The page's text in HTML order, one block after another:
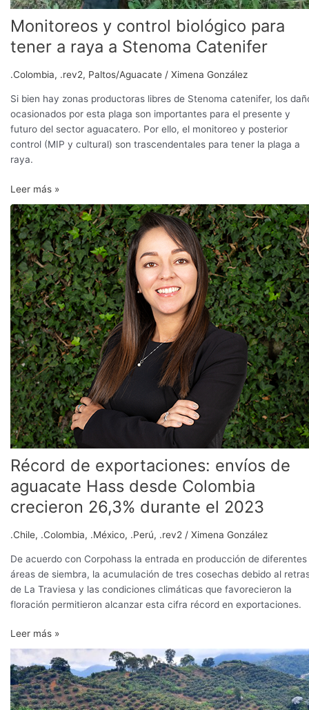
Monitoreos y control biológico para
tener a raya a Stenoma Catenifer
.Colombia, .rev2, Paltos/Aguacate / Ximena González
Si bien hay zonas productoras libres de Stenoma catenifer, los
ocasionados por esta plaga son importantes para el presente y
futuro del sector aguacatero. Por ello, el monitoreo y posterior
control (MIP y cultural) son trascendentales para tener la plaga a
raya.
Leer más »
Récord de exportaciones: envíos de
aguacate Hass desde Colombia
crecieron 26,3% durante el 2023
.Chile, .Colombia, .México, .Perú, .rev2 / Ximena González
De acuerdo con Corpohass la entrada en producción de diferentes
áreas de siembra, la acumulación de tres cosechas debido al
de La Traviesa y las condiciones climáticas que favorecieron la
floración permitieron alcanzar esta cifra récord en exportaciones.
Récord
de
exportaciones:
envíos
de
aguacate
Hass
desde
Colombia
crecieron
26,3%
durante
el
2023
Leer más »
Cabilfrut
Colombia
y
Green